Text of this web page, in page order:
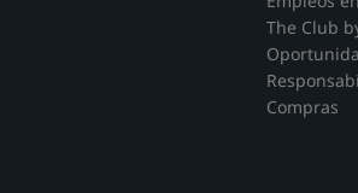
The Club
Compras